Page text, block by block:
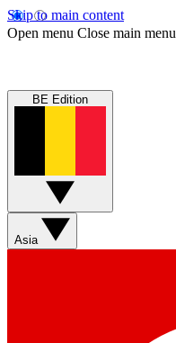
Skip to main content
Open menu Close main menu
BE Edition
Asia